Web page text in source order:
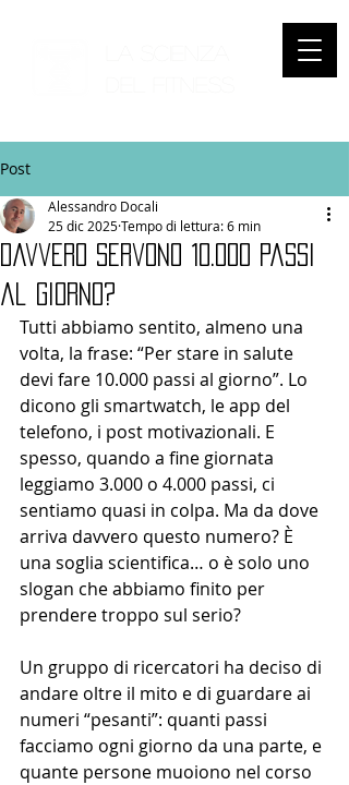
Post
Davvero servono 10.000 passi
al giorno?
Alessandro Docali
25 dic 2025Tempo di lettura: 6 min
Tutti abbiamo sentito, almeno una
volta, la frase: “Per stare in salute
devi fare 10.000 passi al giorno”. Lo
dicono gli smartwatch, le app del
telefono, i post motivazionali. E
spesso, quando a fine giornata
leggiamo 3.000 o 4.000 passi, ci
sentiamo quasi in colpa. Ma da dove
arriva davvero questo numero? È
una soglia scientifica… o è solo uno
slogan che abbiamo finito per
prendere troppo sul serio?
Un gruppo di ricercatori ha deciso di
andare oltre il mito e di guardare ai
numeri “pesanti”: quanti passi
facciamo ogni giorno da una parte, e
quante persone muoiono nel corso